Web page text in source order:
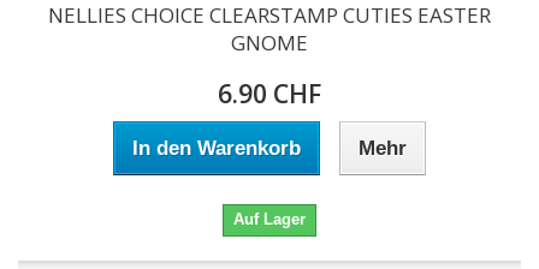
NELLIES CHOICE CLEARSTAMP CUTIES EASTER
GNOME
6.90 CHF
In den Warenkorb Mehr
Auf Lager